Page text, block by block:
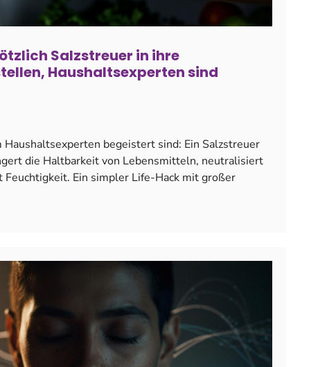
Salzstreuer in ihre
Haushaltsexperten sind
Haushaltsexperten begeistert sind: Ein Salzstreuer
die Haltbarkeit von Lebensmitteln, neutralisiert
Feuchtigkeit. Ein simpler Life-Hack mit großer